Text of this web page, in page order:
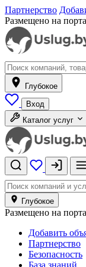
Партнерство
Размещено на
Глубокое
Вход
Каталог услуг
Глубокое
Размещено на
Добавить
Партнерство
Безопасность
База знаний